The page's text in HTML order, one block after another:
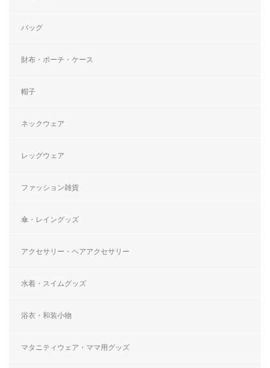
バッグ
財布・ポーチ・ケース
帽子
ネックウェア
レッグウェア
ファッション雑貨
傘・レイングッズ
アクセサリー・ヘアアクセサリー
水着・スイムグッズ
浴衣・和装小物
マタニティウェア・ママ用グッズ